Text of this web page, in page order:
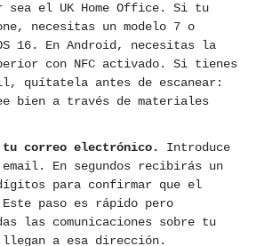
el UK Home Office. Si tu
necesitas un modelo 7 o
16. En Android, necesitas la
con NFC activado. Si tienes
quítatela antes de escanear:
bien a través de materiales
tu correo electrónico.
Introduce
En segundos recibirás un
para confirmar que el
paso es rápido pero
las comunicaciones sobre tu
llegan a esa dirección.